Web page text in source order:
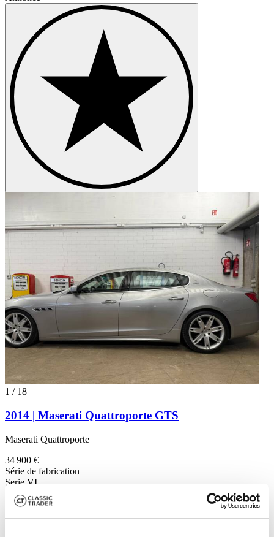
1 / 18
2014 | Maserati Quattroporte GTS
Maserati Quattroporte
34 900 €
Série de fabrication
Serie VI
Type de carrosserie
Berline (4-portes)